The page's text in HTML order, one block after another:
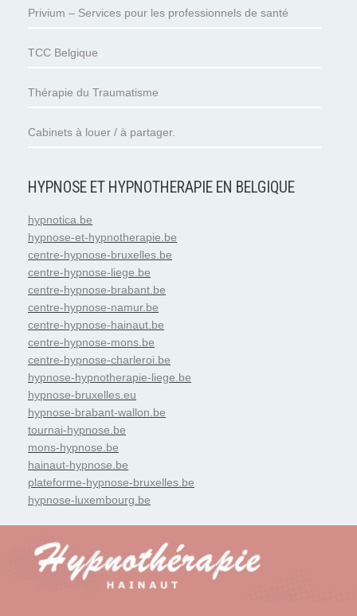
Privium – Services pour les professionnels de santé
TCC Belgique
Thérapie du Traumatisme
Cabinets à louer / à partager.
HYPNOSE ET HYPNOTHERAPIE EN BELGIQUE
hypnotica.be
hypnose-et-hypnotherapie.be
centre-hypnose-bruxelles.be
centre-hypnose-liege.be
centre-hypnose-brabant.be
centre-hypnose-namur.be
centre-hypnose-hainaut.be
centre-hypnose-mons.be
centre-hypnose-charleroi.be
hypnose-hypnotherapie-liege.be
hypnose-bruxelles.eu
hypnose-brabant-wallon.be
tournai-hypnose.be
mons-hypnose.be
hainaut-hypnose.be
plateforme-hypnose-bruxelles.be
hypnose-luxembourg.be